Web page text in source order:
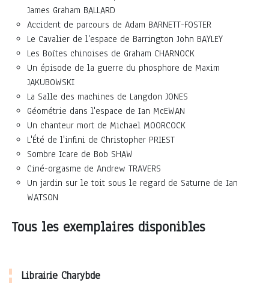
James Graham BALLARD
Accident de parcours de Adam BARNETT-FOSTER
Le Cavalier de l'espace de Barrington John BAYLEY
Les Boïtes chinoises de Graham CHARNOCK
Un épisode de la guerre du phosphore de Maxim
JAKUBOWSKI
La Salle des machines de Langdon JONES
Géométrie dans l'espace de Ian McEWAN
Un chanteur mort de Michael MOORCOCK
L'Été de l'infini de Christopher PRIEST
Sombre Icare de Bob SHAW
Ciné-orgasme de Andrew TRAVERS
Un jardin sur le toit sous le regard de Saturne de Ian
WATSON
Tous les exemplaires disponibles
Librairie Charybde